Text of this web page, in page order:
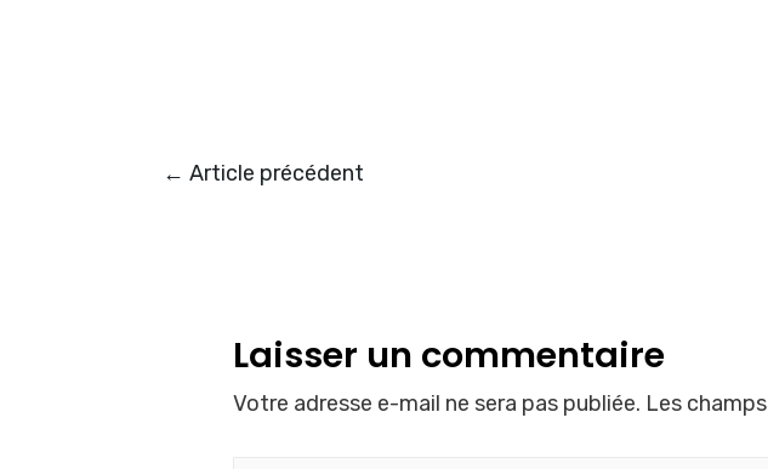
← Article précédent
Laisser un commentaire
Votre adresse e-mail ne sera pas publiée. Les